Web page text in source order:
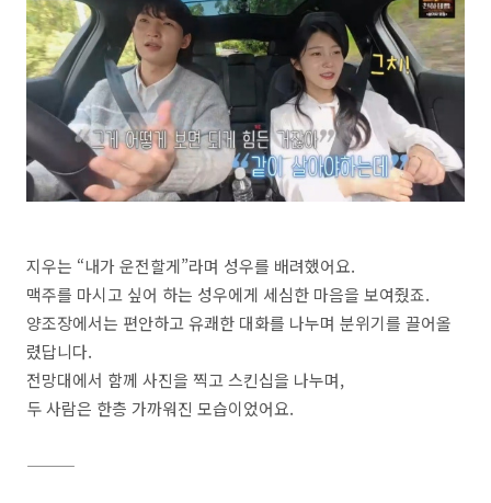
지우는 “내가 운전할게”라며 성우를 배려했어요.
맥주를 마시고 싶어 하는 성우에게 세심한 마음을 보여줬죠.
양조장에서는 편안하고 유쾌한 대화를 나누며 분위기를 끌어올
렸답니다.
전망대에서 함께 사진을 찍고 스킨십을 나누며,
두 사람은 한층 가까워진 모습이었어요.
⸻